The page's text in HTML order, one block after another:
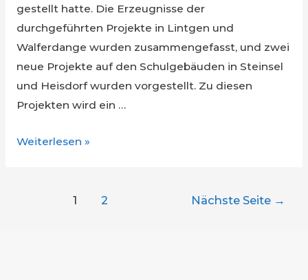
gestellt hatte. Die Erzeugnisse der
durchgeführten Projekte in Lintgen und
Walferdange wurden zusammengefasst, und zwei
neue Projekte auf den Schulgebäuden in Steinsel
und Heisdorf wurden vorgestellt. Zu diesen
Projekten wird ein …
Generalversammlung
Weiterlesen »
Beitragsnavigation
1 2 Nächste Seite →